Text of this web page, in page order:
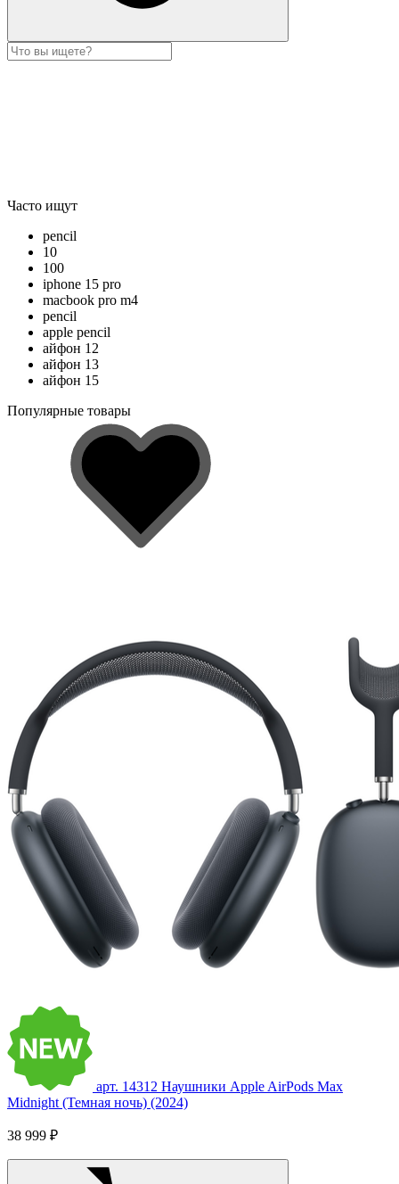
Часто ищут
pencil
10
100
iphone 15 pro
macbook pro m4
pencil
apple pencil
айфон 12
айфон 13
айфон 15
Популярные товары
арт. 14312 Наушники Apple AirPods Max
Midnight (Темная ночь) (2024)
38 999 ₽